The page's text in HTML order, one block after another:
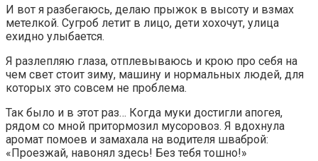
И вот я разбегаюсь, делаю прыжок в высоту и взмах
метелкой. Сугроб летит в лицо, дети хохочут, улица
ехидно улыбается.
Я разлепляю глаза, отплевываюсь и крою про себя на
чем свет стоит зиму, машину и нормальных людей, для
которых это совсем не проблема.
Так было и в этот раз… Когда муки достигли апогея,
рядом со мной притормозил мусоровоз. Я вдохнула
аромат помоев и замахала на водителя шваброй:
«Проезжай, навонял здесь! Без тебя тошно!»